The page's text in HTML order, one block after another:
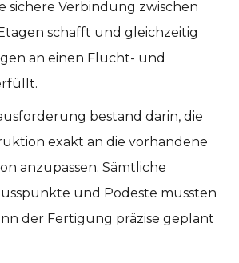
sichere Verbindung zwischen
schafft und gleichzeitig
an einen Flucht- und
bestand darin, die
exakt an die vorhandene
anzupassen. Sämtliche
und Podeste mussten
der Fertigung präzise geplant